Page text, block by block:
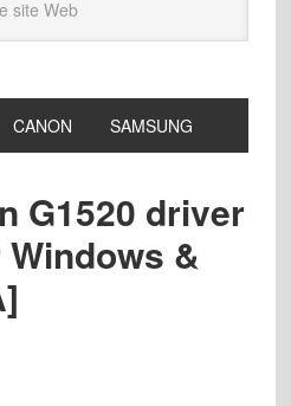
CANON SAMSUNG
G1520 driver
&